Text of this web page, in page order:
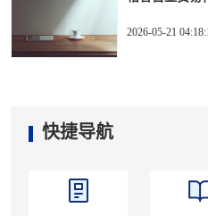
2026-05-21
快捷导航